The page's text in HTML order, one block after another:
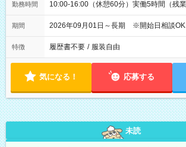
勤務時間 10:00-16:00（休憩60分）実働5時間（残業
期間 2026年09月01日～長期 ※開始日相談
特徴 履歴書不要 / 服装自由
気になる！ 応募する
未読